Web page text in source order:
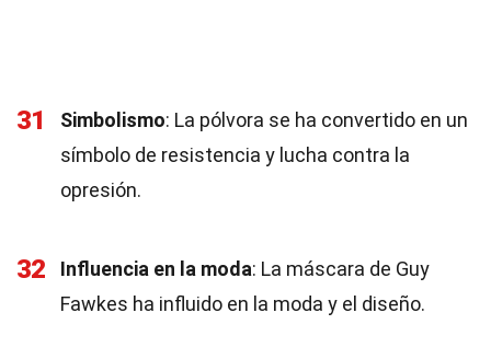
31 Simbolismo: La pólvora se ha convertido en un
símbolo de resistencia y lucha contra la
opresión.
32 Influencia en la moda: La máscara de Guy
Fawkes ha influido en la moda y el diseño.